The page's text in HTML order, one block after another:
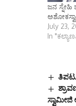
ಜನ
July 23,
In